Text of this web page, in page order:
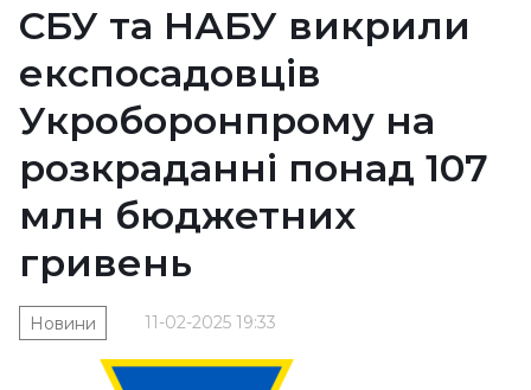
СБУ та НАБУ викрили
експосадовців
Укроборонпрому на
розкраданні понад 107
млн бюджетних
гривень
11-02-2025 19:33
Новини